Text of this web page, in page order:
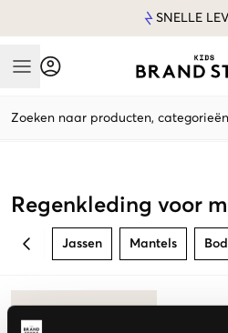
SNELLE
Mobile Menu
Zoeken naar producten,
Regenkleding voor
BACK Jassen Mantels